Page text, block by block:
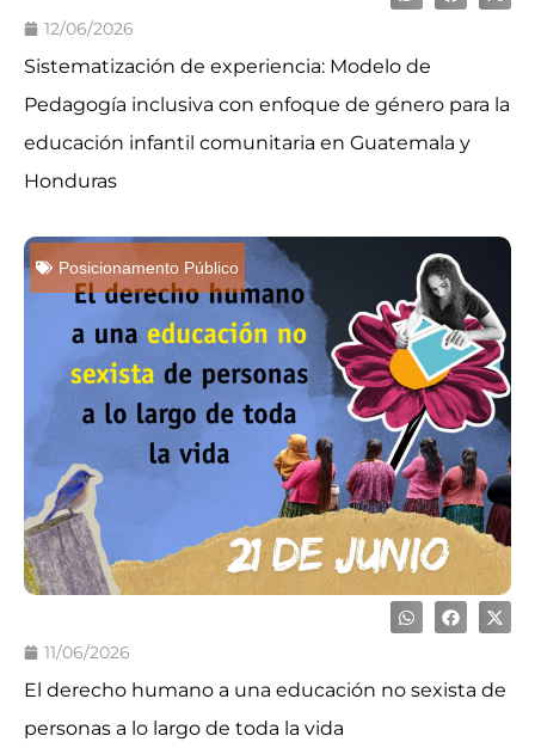
12/06/2026
Sistematización de experiencia: Modelo de
Pedagogía inclusiva con enfoque de género para la
educación infantil comunitaria en Guatemala y
Honduras
Posicionamento Público
11/06/2026
El derecho humano a una educación no sexista de
personas a lo largo de toda la vida